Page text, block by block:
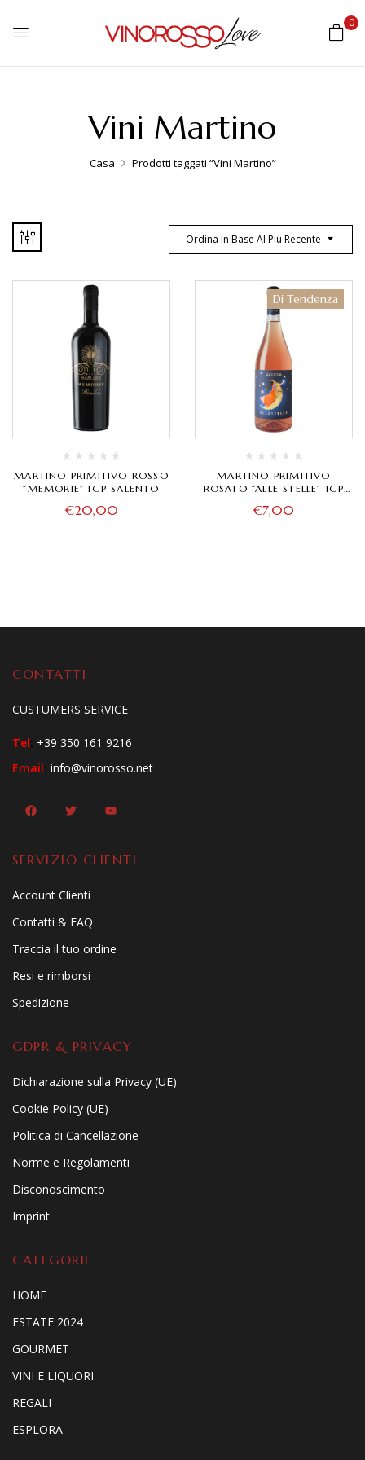
0
Vini Martino
Casa Prodotti taggati “Vini Martino”
Ordina In Base Al Più Recente
MARTINO PRIMITIVO ROSSO
“MEMORIE” IGP SALENTO
€20,00
Di Tendenza
MARTINO PRIMITIVO
ROSATO “ALLE STELLE” IGP
€7,00
CONTATTI
CUSTUMERS SERVICE
Tel: +39 350 161 9216
Email: info@vinorosso.net
SERVIZIO CLIENTI
Account Clienti
Contatti & FAQ
Traccia il tuo ordine
Resi e rimborsi
Spedizione
GDPR & PRIVACY
Dichiarazione sulla Privacy (UE)
Cookie Policy (UE)
Politica di Cancellazione
Norme e Regolamenti
Disconoscimento
Imprint
CATEGORIE
HOME
ESTATE 2024
GOURMET
VINI E LIQUORI
REGALI
ESPLORA